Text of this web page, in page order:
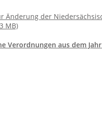
Änderung der
MB)
Verordnungen aus dem Jahr